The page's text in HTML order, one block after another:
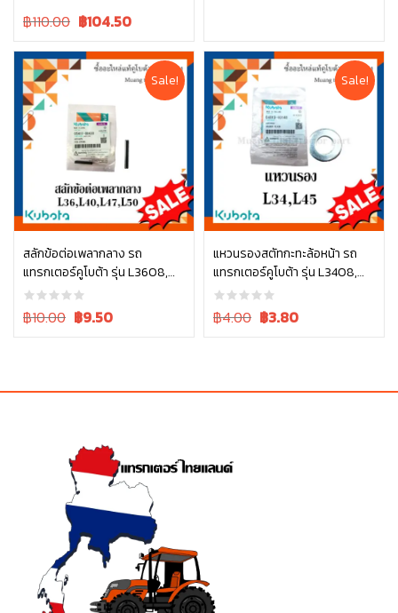
Original
was:
฿110.00.
฿110.00 Current
is:
฿110.00.
฿104.50
Sale!
สลักข้อต่อเพลากลาง รถ
แทรกเตอร์คูโบต้า รุ่น L3608,
L4018, L4708, L5018 05411-
00430
Original
฿10.00 Current
฿9.50
หยิบใส่ตะกร้า
Sale!
แหวนรองสตัทกะทะล้อหน้า รถ
แทรกเตอร์คูโบต้า รุ่น L3408,
L4508 04013-60140
Original
฿4.00 Current
฿3.80
หยิบใส่ตะกร้า